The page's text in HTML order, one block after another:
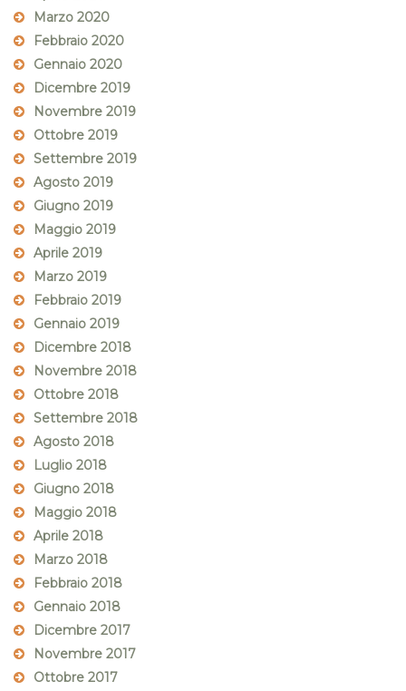
Marzo 2020
Febbraio 2020
Gennaio 2020
Dicembre 2019
Novembre 2019
Ottobre 2019
Settembre 2019
Agosto 2019
Giugno 2019
Maggio 2019
Aprile 2019
Marzo 2019
Febbraio 2019
Gennaio 2019
Dicembre 2018
Novembre 2018
Ottobre 2018
Settembre 2018
Agosto 2018
Luglio 2018
Giugno 2018
Maggio 2018
Aprile 2018
Marzo 2018
Febbraio 2018
Gennaio 2018
Dicembre 2017
Novembre 2017
Ottobre 2017